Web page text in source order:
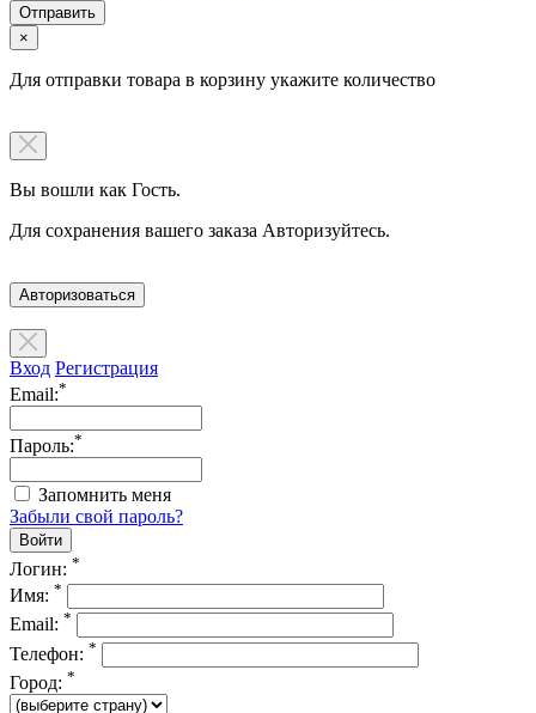
×
Для отправки товара в корзину укажите количество
Вы вошли как Гость.
Для сохранения вашего заказа Авторизуйтесь.
Авторизоваться
Вход Регистрация
Email:*
Пароль:*
Запомнить меня
Забыли свой пароль?
Логин: *
Имя: *
Email: *
Телефон: *
Город: *